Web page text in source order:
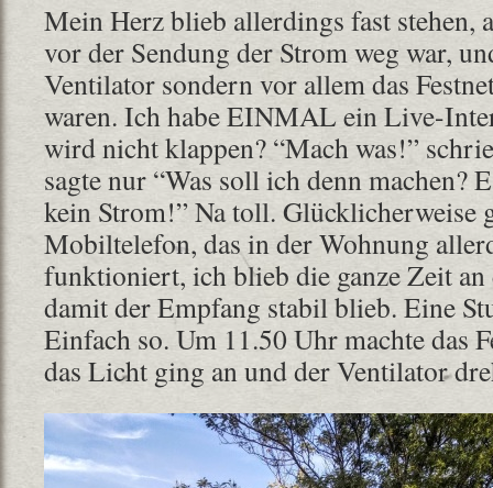
Mein Herz blieb allerdings fast stehen,
vor der Sendung der Strom weg war,
Ventilator sondern vor allem das
waren. Ich habe EINMAL ein Live-
wird nicht klappen? “Mach was!”
sagte nur “Was soll ich denn machen?
kein Strom!” Na toll. Glücklicherweise
Mobiltelefon, das in der Wohnung
funktioniert, ich blieb die ganze Zeit
damit der Empfang stabil blieb. Eine
Einfach so. Um 11.50 Uhr machte das
das Licht ging an und der Ventilator